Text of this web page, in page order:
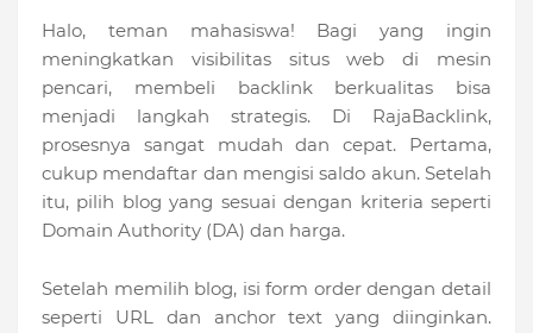
Halo, teman mahasiswa! Bagi yang ingin
meningkatkan visibilitas situs web di mesin
pencari, membeli backlink berkualitas bisa
menjadi langkah strategis. Di RajaBacklink,
prosesnya sangat mudah dan cepat. Pertama,
cukup mendaftar dan mengisi saldo akun. Setelah
itu, pilih blog yang sesuai dengan kriteria seperti
Domain Authority (DA) dan harga.
Setelah memilih blog, isi form order dengan detail
seperti URL dan anchor text yang diinginkan.